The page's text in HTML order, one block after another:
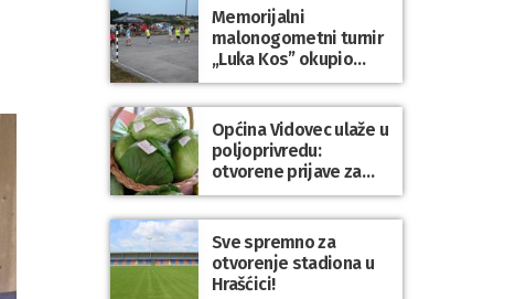
Dravi
Memorijalni
malonogometni turnir
„Luka Kos” okupio
brojne ekipe i
posjetitelje u Sudovcu
Općina Vidovec ulaže u
poljoprivredu:
otvorene prijave za
općinske potpore
Sve spremno za
otvorenje stadiona u
Hrašćici!